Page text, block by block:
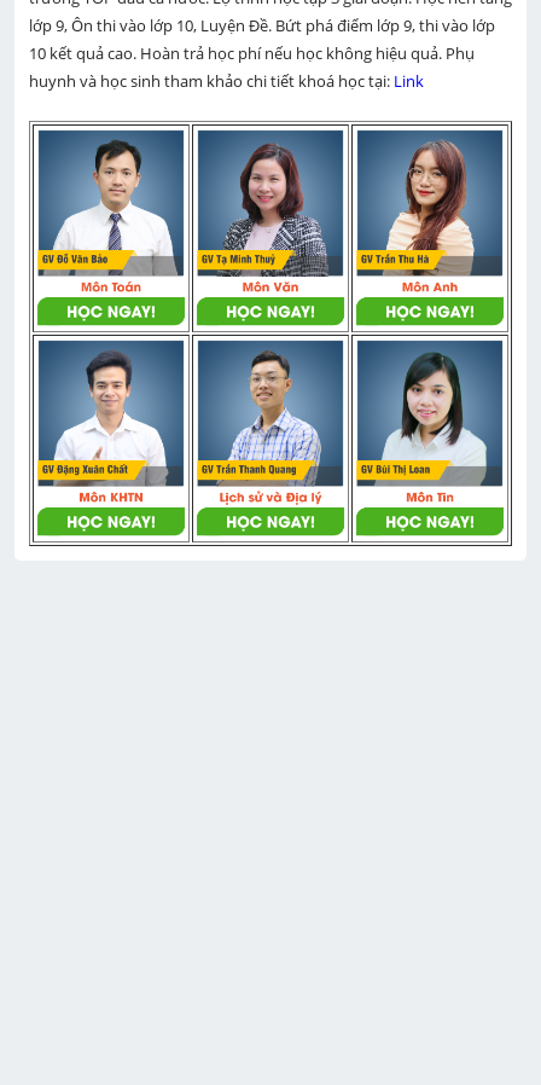
lớp 9, Ôn thi vào lớp 10, Luyện Đề. Bứt phá điểm lớp 9, thi vào lớp
10 kết quả cao. Hoàn trả học phí nếu học không hiệu quả. Phụ
huynh và học sinh tham khảo chi tiết khoá học tại: Link